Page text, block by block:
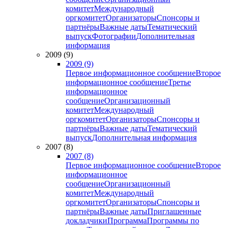
комитетМеждународный
оргкомитетОрганизаторыСпонсоры и
партнёрыВажные датыТематический
выпускФотографииДополнительная
информация
2009 (9)
2009 (9)
Первое информационное сообщениеВторое
информационное сообщениеТретье
информационное
сообщениеОрганизационный
комитетМеждународный
оргкомитетОрганизаторыСпонсоры и
партнёрыВажные датыТематический
выпускДополнительная информация
2007 (8)
2007 (8)
Первое информационное сообщениеВторое
информационное
сообщениеОрганизационный
комитетМеждународный
оргкомитетОрганизаторыСпонсоры и
партнёрыВажные датыПриглашенные
докладчикиПрограммаПрограммы по